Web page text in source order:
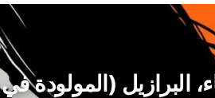
البرازيل (المولودة في